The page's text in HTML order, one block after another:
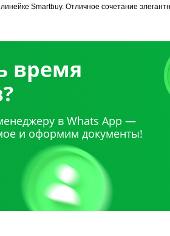
Smartbuy. Отличное сочетание
время
в Whats App —
и оформим документы!